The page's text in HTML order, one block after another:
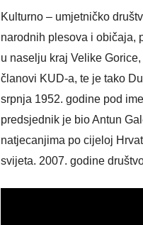
Kulturno – umjetničko
narodnih plesova i običaja,
u naselju kraj Velike
članovi KUD-a, te je tako
srpnja 1952. godine pod
predsjednik je bio Antun
natjecanjima po cijeloj
svijeta. 2007. godine